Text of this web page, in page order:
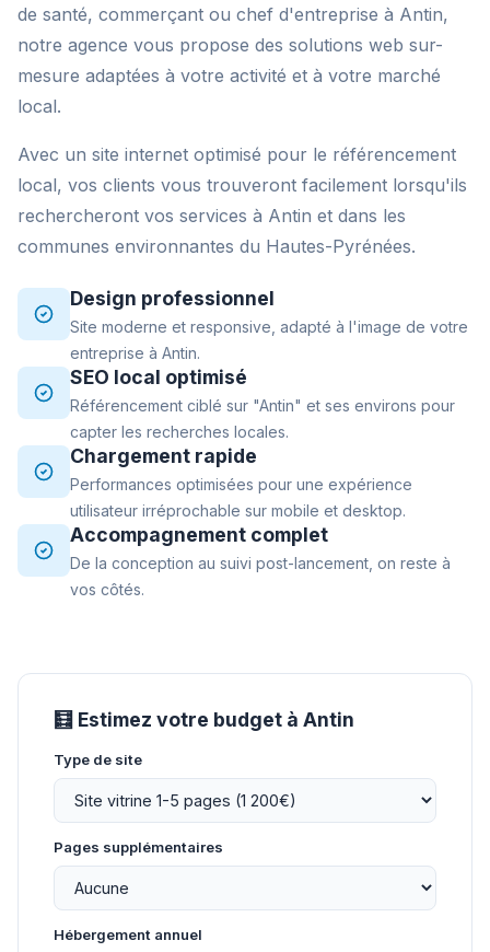
de santé, commerçant ou chef d'entreprise à Antin,
notre agence vous propose des solutions web sur-
mesure adaptées à votre activité et à votre marché
local.
Avec un site internet optimisé pour le référencement
local, vos clients vous trouveront facilement lorsqu'ils
rechercheront vos services à Antin et dans les
communes environnantes du Hautes-Pyrénées.
Design professionnel
Site moderne et responsive, adapté à l'image de votre
entreprise à Antin.
SEO local optimisé
Référencement ciblé sur "Antin" et ses environs pour
capter les recherches locales.
Chargement rapide
Performances optimisées pour une expérience
utilisateur irréprochable sur mobile et desktop.
Accompagnement complet
De la conception au suivi post-lancement, on reste à
vos côtés.
🧮 Estimez votre budget à Antin
Type de site
Pages supplémentaires
Hébergement annuel